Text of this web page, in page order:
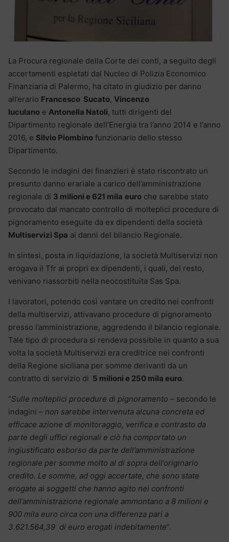
La Procura regionale della Corte dei conti, a seguito degli
accertamenti espletati dal Nucleo di Polizia Economico
Finanziaria di Palermo, ha citato in giudizio per danno
all’erario Francesco Sucato, Vincenzo
Iuculano e Antonella Natoli, tutti dirigenti del
Dipartimento regionale dell’Energia tra l’anno 2014 e l’anno
2016, e Silvio Piombino funzionario dello stesso
Dipartimento.
Secondo le indagini dei finanzieri è stato riscontrato un
presunto danno erariale a carico dell’amministrazione
regionale di 3 milioni e 621 mila euro che sarebbe stato
provocato dal mancato controllo di molteplici procedure di
pignoramento eseguite da ex dipendenti della società
Multiservizi Spa ai danni del bilancio Regionale.
In sintesi, posta in liquidazione, la società Multiservizi non
erogava il Tfr ai propri ex dipendenti, i quali, del resto,
venivano riassorbiti nella neocostituita Sas Spa.
I lavoratori, potendo così vantare un credito nei confronti
della multiservizi, attivavano procedure di pignoramento
presso l’amministrazione, aggredendo il bilancio regionale.
Tale tipo di procedura si rendeva possibile in quanto a sua
volta la società Multiservizi era creditrice nei confronti
della Regione siciliana per somme derivanti da un
contratto di servizio di 5 milioni e 250 mila euro.
“Sulle molteplici procedure di pignoramento – secondo le
indagini – non sarebbe intervenuta alcuna concreta ed
efficace azione di monitoraggio, verifica e contrasto da
parte degli uffici regionali e ciò ha comportato un
ingiustificato esborso da parte dell’amministrazione
regionale per somme molto al di sopra dell’originario
credito. Le somme, ad oggi accertate, che sono state
erogate ai soggetti che hanno agito nei confronti
dell’amministrazione regionale ammontano a 8 milioni e
900 mila euro circa con una differenza pari a
3.621.564,39 di euro erogati indebitamente”.